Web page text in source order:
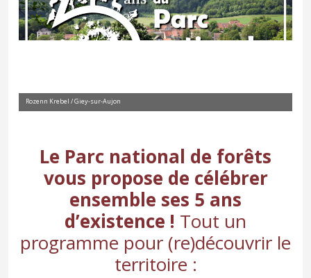
Rozenn Krebel / Giey-sur-Aujon
Le Parc national de forêts
vous propose de célébrer
ensemble ses 5 ans
d’existence ! Tout un
programme pour (re)découvrir le
territoire :